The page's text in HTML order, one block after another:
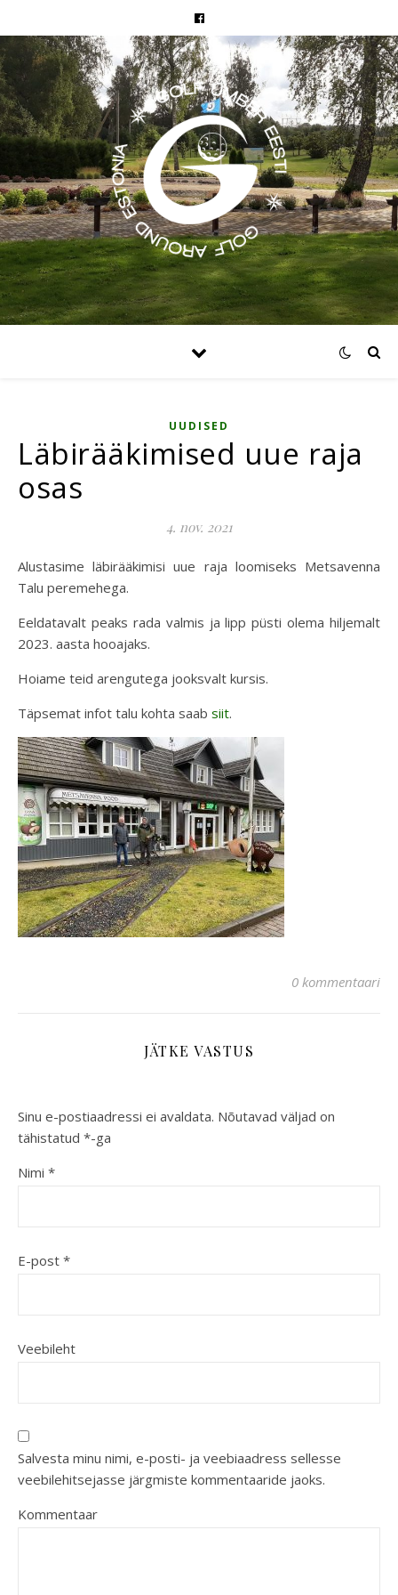
UUDISED
Läbirääkimised uue raja
osas
4. nov. 2021
Alustasime läbirääkimisi uue raja loomiseks Metsavenna
Talu peremehega.
Eeldatavalt peaks rada valmis ja lipp püsti olema hiljemalt
2023. aasta hooajaks.
Hoiame teid arengutega jooksvalt kursis.
Täpsemat infot talu kohta saab siit.
0 kommentaari
JÄTKE VASTUS
Sinu e-postiaadressi ei avaldata. Nõutavad väljad on
tähistatud *-ga
Nimi *
E-post *
Veebileht
Salvesta minu nimi, e-posti- ja veebiaadress sellesse
veebilehitsejasse järgmiste kommentaaride jaoks.
Kommentaar